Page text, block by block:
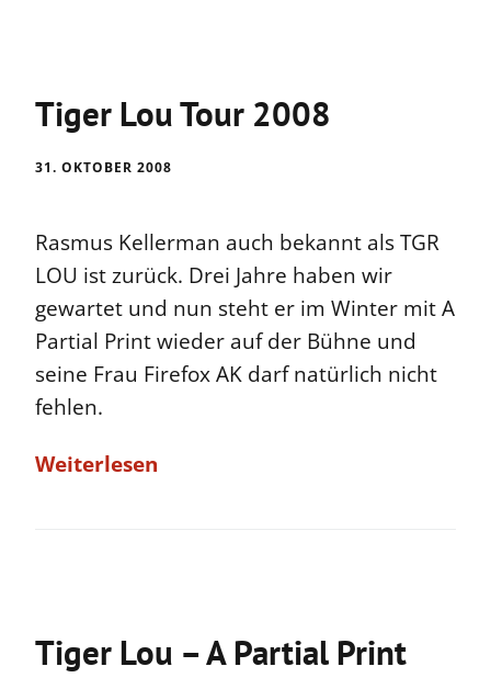
Tiger Lou Tour 2008
31. OKTOBER 2008
Rasmus Kellerman auch bekannt als TGR
LOU ist zurück. Drei Jahre haben wir
gewartet und nun steht er im Winter mit A
Partial Print wieder auf der Bühne und
seine Frau Firefox AK darf natürlich nicht
fehlen.
Weiterlesen
Tiger Lou – A Partial Print